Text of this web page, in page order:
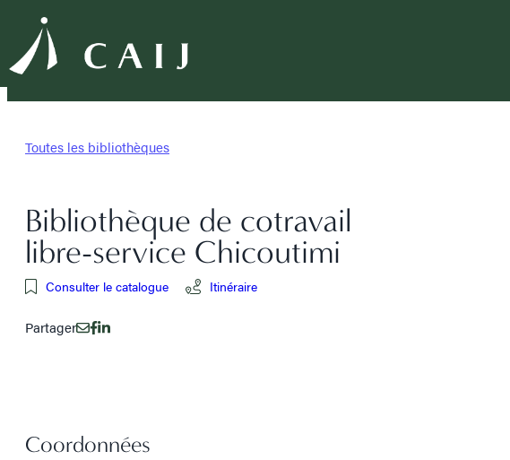
Toutes les bibliothèques
Bibliothèque de cotravail
libre-service Chicoutimi
Consulter le catalogue Itinéraire
Partager
Coordonnées